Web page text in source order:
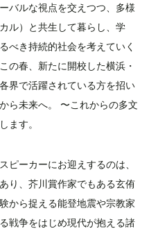
バルな視点を交えつつ、多様
ル）と共生して暮らし、学
べき持続的社会を考えていく
の春、新たに開校した横浜・
界で活躍されている方を招い
ら未来へ。 〜これからの多文
ます。
ピーカーにお迎えするのは、
り、芥川賞作家でもある玄侑
から捉える能登地震や宗教家
戦争をはじめ現代が抱える諸